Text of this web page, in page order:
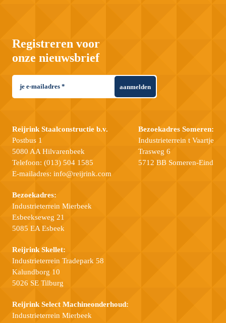
Registreren voor
onze nieuwsbrief
aanmelden
Reijrink Staalconstructie b.v.
Postbus 1
5080 AA Hilvarenbeek
Telefoon: (013) 504 1585
E-mailadres: info@reijrink.com
Bezoekadres:
Industrieterrein Mierbeek
Esbeekseweg 21
5085 EA Esbeek
Bezoekadres Someren:
Industrieterrein t Vaartje
Trasweg 6
5712 BB Someren-Eind
Reijrink Skellet:
Industrieterrein Tradepark 58
Kalundborg 10
5026 SE Tilburg
Reijrink Select Machineonderhoud:
Industrieterrein Mierbeek